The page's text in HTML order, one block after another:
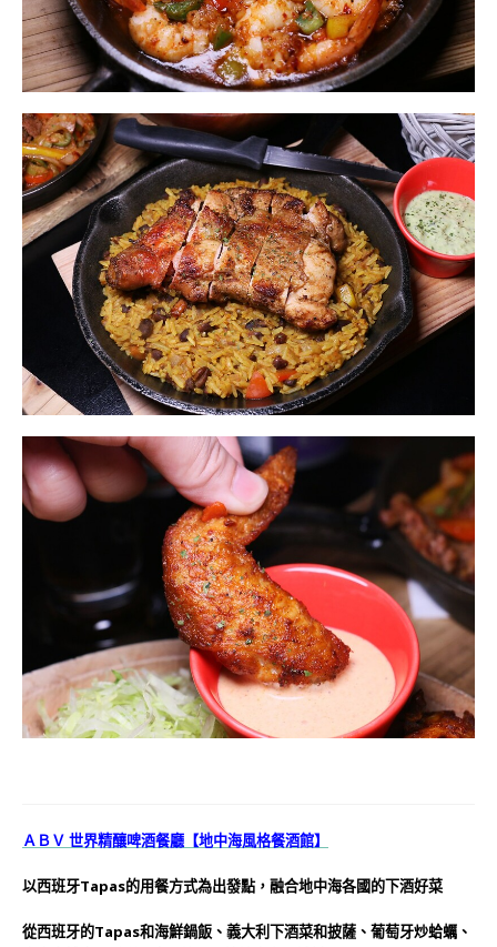
ＡＢＶ 世界精釀啤酒餐廳【地中海風格餐酒館】
以西班牙Tapas的用餐方式為出發點，融合地中海各國的下酒好菜
從西班牙的Tapas和海鮮鍋飯、義大利下酒菜和披薩、葡萄牙炒蛤蠣、